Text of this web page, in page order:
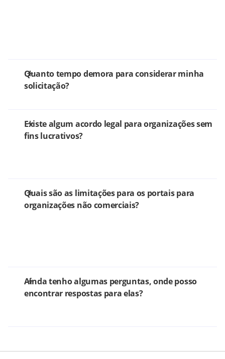
Quanto tempo demora para considerar minha
solicitação?
Existe algum acordo legal para organizações sem
fins lucrativos?
Quais são as limitações para os portais para
organizações não comerciais?
Ainda tenho algumas perguntas, onde posso
encontrar respostas para elas?